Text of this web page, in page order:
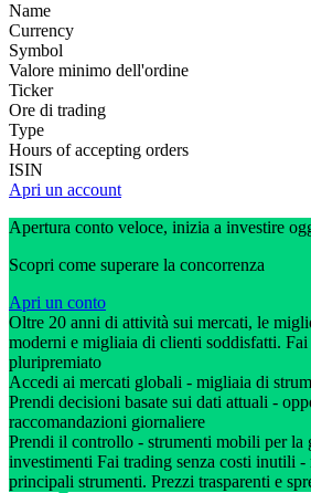
Name
Currency
Symbol
Valore minimo dell'ordine
Ticker
Ore di trading
Type
Hours of accepting orders
ISIN
Apri un account
Apertura conto veloce, inizia a investire
Scopri come superare la concorrenza
Apri un conto
Oltre 20 anni di attività sui mercati, le
moderni e migliaia di clienti soddisfatti.
pluripremiato
Accedi ai mercati globali - migliaia di
Prendi decisioni basate sui dati attuali -
raccomandazioni giornaliere
Prendi il controllo - strumenti mobili per la
investimenti Fai trading senza costi inutili -
principali strumenti. Prezzi trasparenti e